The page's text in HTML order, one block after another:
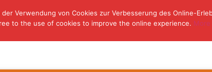
Verwendung von Cookies zur Verbesserung des Online-
to the use of cookies to improve the online experience. More